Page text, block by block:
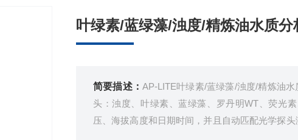
叶绿素/蓝绿藻/浊度/精炼油水质分
简要描述： AP-LITE叶绿素/蓝绿藻/浊度/精炼油
头：浊度、叶绿素、蓝绿藻、罗丹明WT、荧光
压、海拔高度和日期时间，并且自动匹配光学探